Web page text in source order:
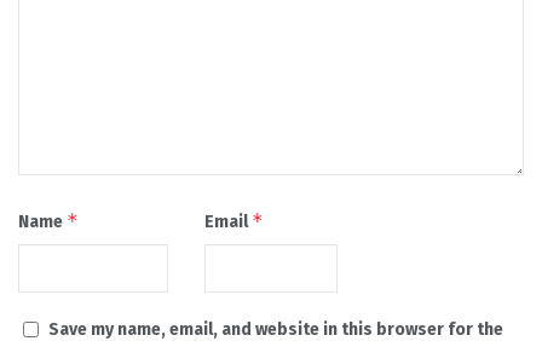
Name * Email*
Save my name, email, and website in this browser for the